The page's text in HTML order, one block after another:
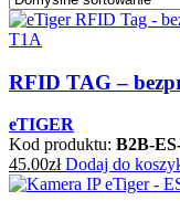
RFID TAG –
eTIGER
Kod produktu: B2B-
45.00zł Dodaj do